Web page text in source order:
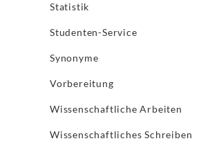
Statistik
Studenten-Service
Synonyme
Vorbereitung
Wissenschaftliche Arbeiten
Wissenschaftliches Schreiben